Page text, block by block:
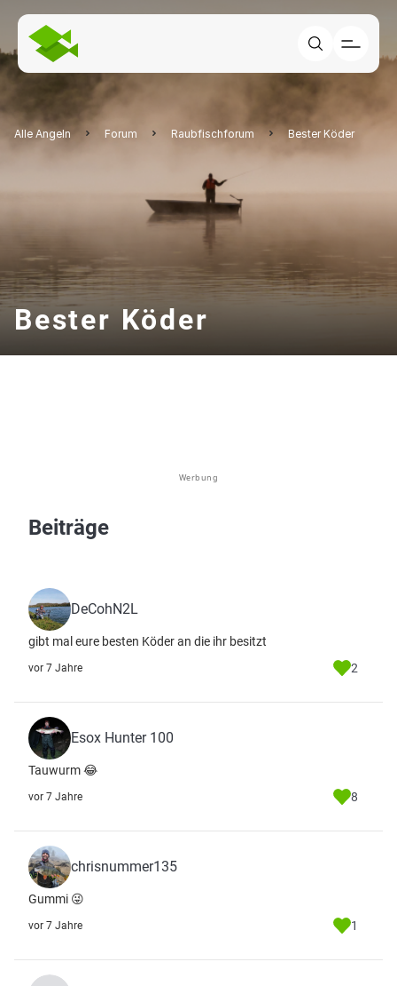
Alle Angeln Forum Raubfischforum Bester Köder
Bester Köder
Werbung
Beiträge
DeCohN2L
gibt mal eure besten Köder an die ihr besitzt
vor 7 Jahre 2
Esox Hunter 100
Tauwurm 😂
vor 7 Jahre 8
chrisnummer135
Gummi 😜
vor 7 Jahre 1